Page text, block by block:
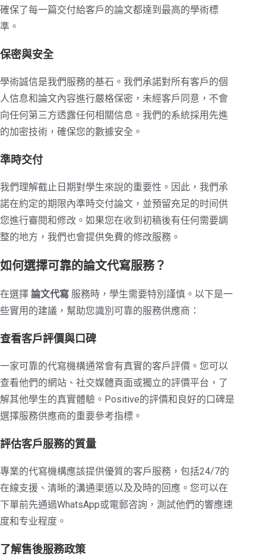
確保了每一篇交付給客戶的論文都達到最高的學術標
準。
保密與安全
學術誠信是我們服務的基石。我們承諾對所有客戶的個
人信息和論文內容進行嚴格保密，未經客戶同意，不會
向任何第三方透露任何相關信息。我們的系統採用先進
的加密技術，確保您的數據安全。
準時交付
我們理解截止日期對學生來說的重要性。因此，我們承
諾在約定的期限內準時交付論文，並預留充足的时间供
您進行審閱和修改。如果您在收到初稿後有任何需要調
整的地方，我們也會提供免費的修改服務。
如何選擇可靠的論文代寫服務？
在選擇 論文代寫 服務時，學生需要特別謹慎。以下是一
些實用的建議，幫助您識別可靠的服務供應商：
查看客戶評價與口碑
一家可靠的代寫機構通常會有真實的客戶評價。您可以
查看他們的網站、社交媒體頁面或獨立的評價平台，了
解其他學生的真實體驗。Positive的評價和良好的口碑是
選擇服務供應商的重要參考指標。
評估客戶服務的質量
專業的代寫機構應該提供優質的客戶服務，包括24/7的
在線支援、清晰的溝通渠道以及及時的回應。您可以在
下單前先通過WhatsApp或電郵咨詢，測試他們的響應速
度和专业程度。
了解售後服務政策